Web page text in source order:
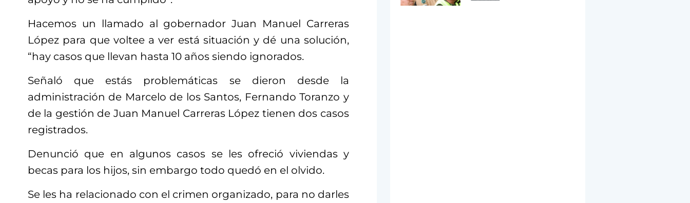
Hacemos un llamado al gobernador Juan Manuel Carreras
López para que voltee a ver está situación y dé una solución,
“hay casos que llevan hasta 10 años siendo ignorados.
Señaló que estás problemáticas se dieron desde la
administración de Marcelo de los Santos, Fernando Toranzo y
de la gestión de Juan Manuel Carreras López tienen dos casos
registrados.
Denunció que en algunos casos se les ofreció viviendas y
becas para los hijos, sin embargo todo quedó en el olvido.
Se les ha relacionado con el crimen organizado, para no darles